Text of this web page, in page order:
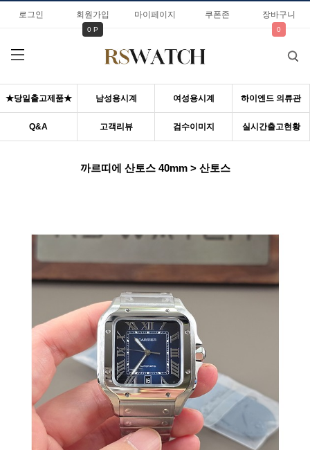
로그인 회원가입
0 P
마이페이지 쿠폰존 장바구니
0
★당일출고제품★ 남성용시계 여성용시계 하이엔드 의류관
Q&A 고객리뷰 검수이미지 실시간출고현황
까르띠에 산토스 40mm > 산토스